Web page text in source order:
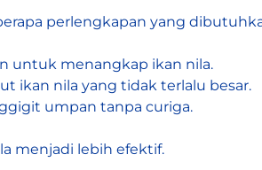
perlengkapan yang
untuk menangkap ikan nila.
ikan nila yang tidak terlalu besar.
umpan tanpa curiga.
menjadi lebih efektif.